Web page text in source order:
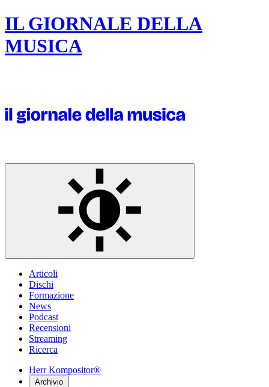
IL GIORNALE DELLA
MUSICA
Articoli
Dischi
Formazione
News
Podcast
Recensioni
Streaming
Ricerca
Herr Kompositor®
Archivio